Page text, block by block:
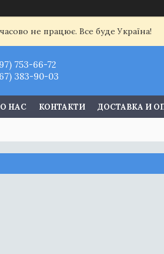
не працює. Все буде Україна!
753-66-72
383-90-03
НАС КОНТАКТИ ДОСТАВКА И